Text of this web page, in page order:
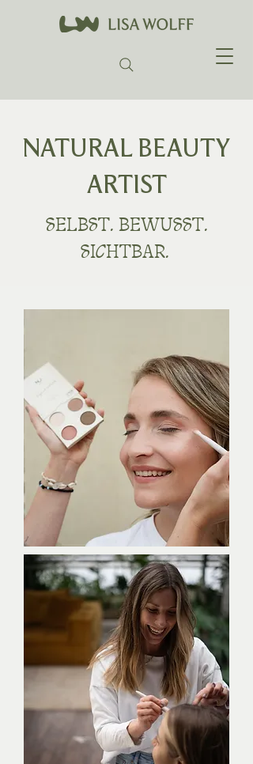
NATURAL BEAUTY
ARTIST
SELBST. BEWUSST.
SICHTBAR.